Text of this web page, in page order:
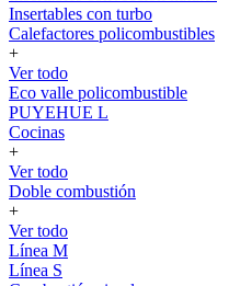
Insertables con turbo
Calefactores policombustibles
+
Ver todo
Eco valle policombustible
PUYEHUE L
Cocinas
+
Ver todo
Doble combustión
+
Ver todo
Línea M
Línea S